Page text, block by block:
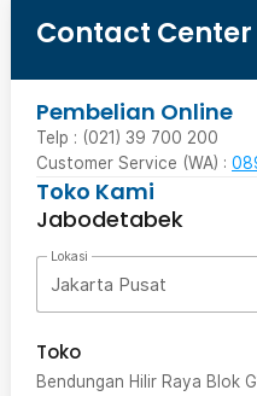
Contact Center
Pembelian Online
Telp : (021) 39 700 200
Customer Service (WA) :
Toko Kami
Jabodetabek
Lokasi
Jakarta Pusat
Toko
Bendungan Hilir Raya Blok